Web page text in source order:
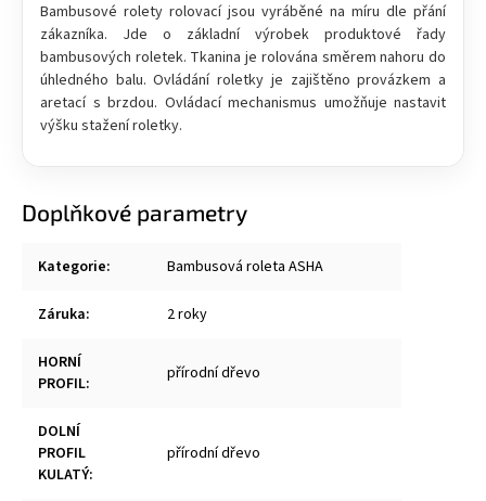
Bambusové rolety rolovací jsou vyráběné na míru dle přání
zákazníka. Jde o základní výrobek produktové řady
bambusových roletek. Tkanina je rolována směrem nahoru do
úhledného balu. Ovládání roletky je zajištěno provázkem a
aretací s brzdou. Ovládací mechanismus umožňuje nastavit
výšku stažení roletky.
Doplňkové parametry
Kategorie: Bambusová roleta ASHA
Záruka: 2 roky
HORNÍ
PROFIL: přírodní dřevo
DOLNÍ
PROFIL
KULATÝ:
přírodní dřevo